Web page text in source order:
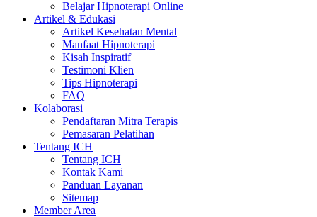
Belajar Hipnoterapi Online
Artikel & Edukasi
Artikel Kesehatan Mental
Manfaat Hipnoterapi
Kisah Inspiratif
Testimoni Klien
Tips Hipnoterapi
FAQ
Kolaborasi
Pendaftaran Mitra Terapis
Pemasaran Pelatihan
Tentang ICH
Tentang ICH
Kontak Kami
Panduan Layanan
Sitemap
Member Area